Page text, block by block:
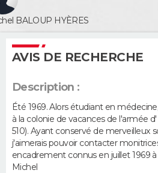
Alimentation
Guide de la santé
Maladies
Médicaments
Sommeil
+
Destinations
City break
Voyage nature
Voyage de noces
Forum
Climat
PHOTO
GUIDES D'ACHAT
BONS PLANS
CARTE DE VOEUX
Carte de Noël
Carte Bonne année
Carte Saint-Valentin
Carte Pâques
Carte d'anniversaire
DICTIONNAIRE
BALOUP HYÈRES
AVIS DE RECHERCHE
Description :
Été 1969. Alors étudiant en
à la colonie de vacances de l'armée
510). Ayant conservé de merveilleux
j'aimerais pouvoir contacter
encadrement connus en juillet 1969
Michel